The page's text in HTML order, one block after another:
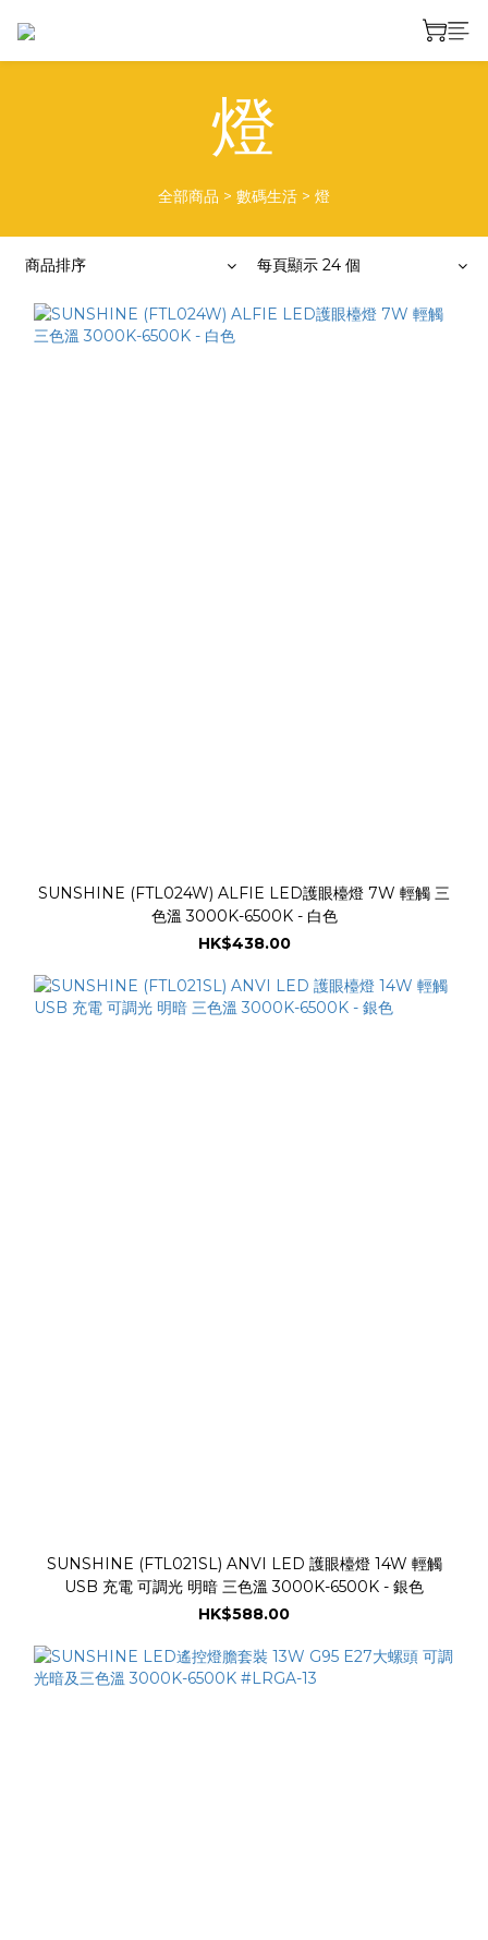
燈
全部商品 > 數碼生活 > 燈
商品排序 每頁顯示 24 個
SUNSHINE (FTL024W) ALFIE LED護眼檯燈 7W 輕觸 三
色溫 3000K-6500K - 白色
HK$438.00
SUNSHINE (FTL021SL) ANVI LED 護眼檯燈 14W 輕觸
USB 充電 可調光 明暗 三色溫 3000K-6500K - 銀色
HK$588.00